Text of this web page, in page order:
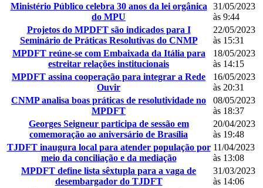
Ministério Público celebra 30 anos da lei orgânica
do MPU
31/05/2023
às 9:44
Projetos do MPDFT são indicados para I
Seminário de Práticas Resolutivas do CNMP
22/05/2023
às 15:31
MPDFT reúne-se com Embaixada da Itália para
estreitar relações institucionais
18/05/2023
às 14:15
MPDFT assina cooperação para integrar a Rede
Ouvir
16/05/2023
às 20:31
CNMP analisa boas práticas de resolutividade no
MPDFT
08/05/2023
às 18:37
Georges Seigneur participa de sessão em
comemoração ao aniversário de Brasília
20/04/2023
às 19:48
TJDFT inaugura local para atender população por
meio da conciliação e da mediação
11/04/2023
às 13:08
MPDFT define lista sêxtupla para a vaga de
desembargador do TJDFT
31/03/2023
às 14:06